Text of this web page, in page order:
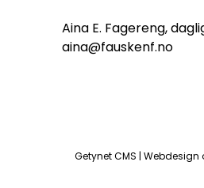
Aina E. Fagereng,
aina@fauskenf.no
Getynet CMS |